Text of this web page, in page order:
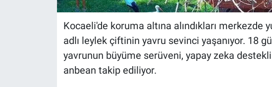
Kocaeli'de koruma altına alındıkları merkezde
adlı leylek çiftinin yavru sevinci yaşanıyor. 18
yavrunun büyüme serüveni, yapay zeka
anbean takip ediliyor.